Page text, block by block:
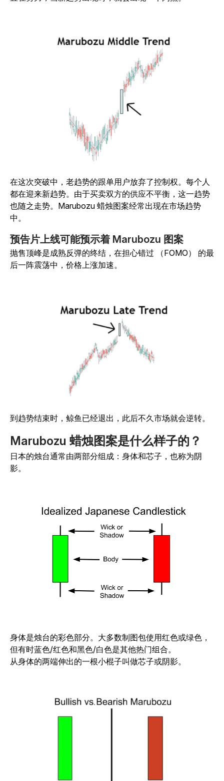
在这次突破中，老趋势的跟单用户放弃了控制权。每个人
都在迎来新趋势。由于买卖双方的供应不平衡，这一趋势
也随之走势。Marubozu 蜡烛图案经常出现在市场趋势
中。
预告片上线可能预示着 Marubozu 图案
抛售顶峰是成熟反弹的终结，在担心错过 （FOMO） 的最
后一阵震荡中，价格上涨加速。
到趋势结束时，鲸鱼已经退出，此后不久市场就会逆转。
Marubozu 蜡烛图案是什么样子的？
日本的烛台通常由两部分组成：身体和芯子，也称为阴
影。
身体是烛台的彩色部分。大多数制图包使用红色或绿色，
但有时蓝色/红色和黑色/白色是其他热门组合。
从身体的两端伸出的一根小棍子叫做芯子或阴影。